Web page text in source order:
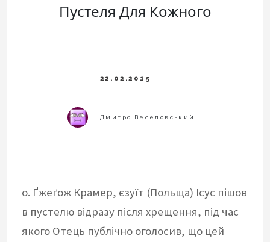
Пустеля Для Кожного
о. Ґжеґож Крамер, єзуїт (Польща) Ісус пішов
в пустелю відразу після хрещення, під час
якого Отець публічно оголосив, що цей